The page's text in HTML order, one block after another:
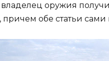
владелец оружия
обе статьи